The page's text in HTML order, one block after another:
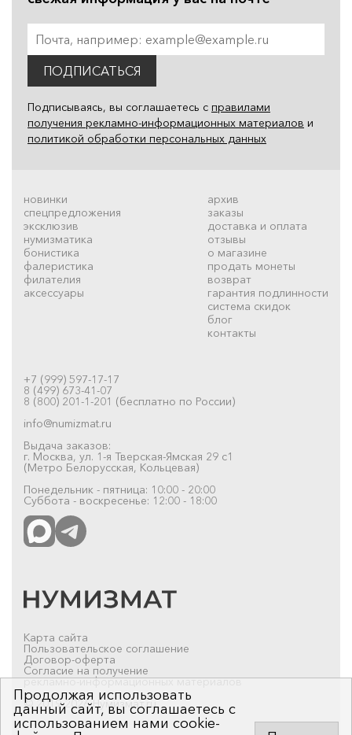
ПОДПИСАТЬСЯ
Подписываясь, вы соглашаетесь с правилами
получения рекламно-информационных материалов и
политикой обработки персональных данных
новинки
спецпредложения
эксклюзив
нумизматика
бонистика
фалеристика
филателия
аксессуары
архив
заказы
доставка и оплата
отзывы
о магазине
продать монеты
возврат
гарантия подлинности
система скидок
блог
контакты
+7 (999) 597-17-17
8 (499) 673-41-07
8 (800) 201-1-201 (бесплатно по России)
info@numizmat.ru
Выдача заказов:
г. Москва, ул. 1-я Тверская-Ямская 29 с1
(Метро Белорусская, Кольцевая)
Понедельник - пятница: 10:00 - 20:00
Суббота - воскресенье: 12:00 - 18:00
Карта сайта
Пользовательское соглашение
Договор-оферта
Согласие на получение
рекламно-информационных материалов
© 2019-2026 Нумизмат.ru
Продолжая использовать
данный сайт, вы соглашаетесь с
использованием нами cookie-